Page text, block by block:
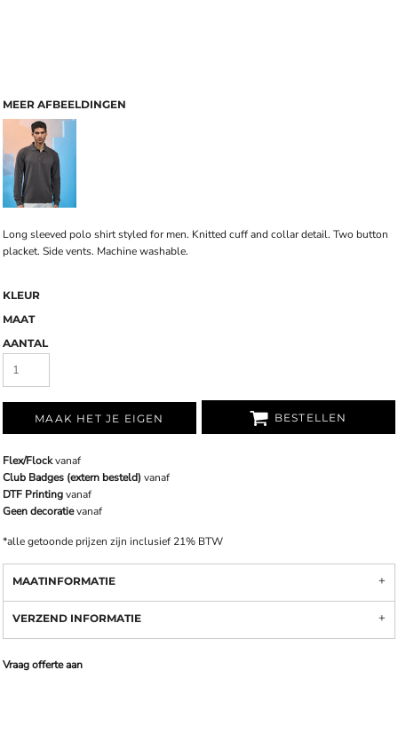
MEER AFBEELDINGEN
Long sleeved polo shirt styled for men. Knitted cuff and collar detail. Two button
placket. Side vents. Machine washable.
KLEUR
MAAT
AANTAL
MAAK HET JE EIGEN BESTELLEN
Flex/Flockvanaf
Club Badges (extern besteld) vanaf
DTF Printingvanaf
Geen decoratievanaf
*alle getoonde prijzen zijn inclusief 21% BTW
MAATINFORMATIE
VERZEND INFORMATIE
Vraag offerte aan